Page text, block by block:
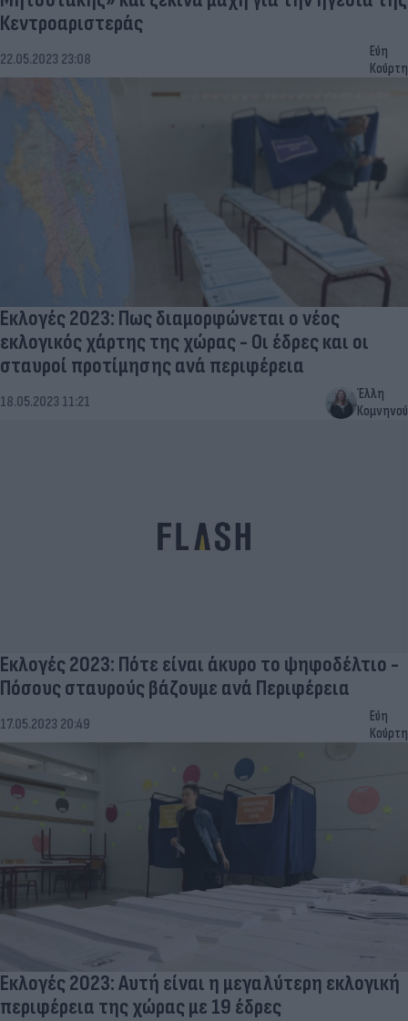
Κεντροαριστεράς
22.05.2023 23:08
Εύη
Κούρτη
Εκλογές 2023: Πως διαμορφώνεται ο νέος
εκλογικός χάρτης της χώρας - Οι έδρες και οι
σταυροί προτίμησης ανά περιφέρεια
18.05.2023 11:21
Έλλη
Κομνηνού
Εκλογές 2023: Πότε είναι άκυρο το ψηφοδέλτιο -
Πόσους σταυρούς βάζουμε ανά Περιφέρεια
17.05.2023 20:49
Εύη
Κούρτη
Εκλογές 2023: Αυτή είναι η μεγαλύτερη εκλογική
περιφέρεια της χώρας με 19 έδρες